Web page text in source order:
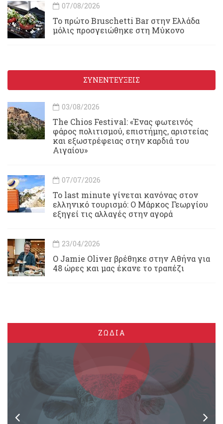
07/08/2026
Το πρώτο Bruschetti Bar στην Ελλάδα
μόλις προσγειώθηκε στη Μύκονο
ΣΥΝΕΝΤΕΥΞΕΙΣ
03/08/2026
Τhe Chios Festival: «Ένας φωτεινός
φάρος πολιτισμού, επιστήμης, αριστείας
και εξωστρέφειας στην καρδιά του
Αιγαίου»
07/07/2026
Το last minute γίνεται κανόνας στον
ελληνικό τουρισμό: Ο Μάρκος Γεωργίου
εξηγεί τις αλλαγές στην αγορά
23/04/2026
Ο Jamie Oliver βρέθηκε στην Αθήνα για
48 ώρες και μας έκανε το τραπέζι
ΖΩΔΙΑ